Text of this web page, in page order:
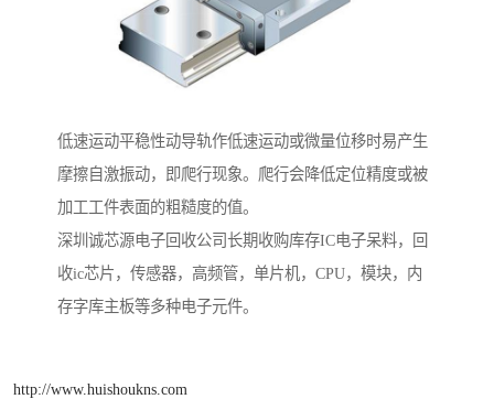
低速运动平稳性动导轨作低速运动或微量位移时易产生
摩擦自激振动，即爬行现象。爬行会降低定位精度或被
加工工件表面的粗糙度的值。
深圳诚芯源电子回收公司长期收购库存IC电子呆料，回
收ic芯片，传感器，高频管，单片机，CPU，模块，内
存字库主板等多种电子元件。
http://www.huishoukns.com